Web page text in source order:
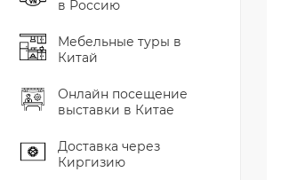
в Россию
Мебельные туры в
Китай
Онлайн посещение
выставки в Китае
Доставка через
Киргизию